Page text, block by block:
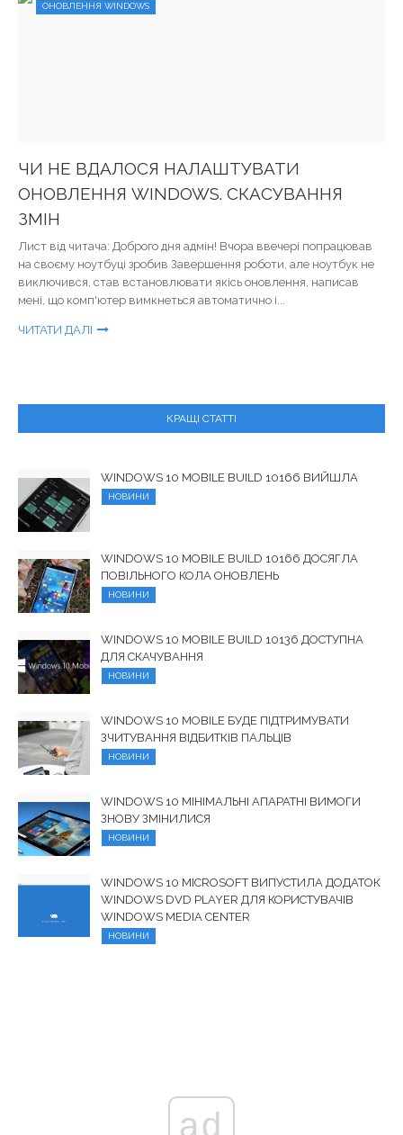
ОНОВЛЕННЯ WINDOWS
ЧИ НЕ ВДАЛОСЯ НАЛАШТУВАТИ
ОНОВЛЕННЯ WINDOWS. СКАСУВАННЯ
ЗМІН
Лист від читача: Доброго дня адмін! Вчора ввечері попрацював
на своєму ноутбуці зробив Завершення роботи, але ноутбук не
виключився, став встановлювати якісь оновлення, написав
мені, що комп'ютер вимкнеться автоматично і...
ЧИТАТИ ДАЛІ
КРАЩІ СТАТТІ
WINDOWS 10 MOBILE BUILD 10166 ВИЙШЛА
НОВИНИ
WINDOWS 10 MOBILE BUILD 10166 ДОСЯГЛА
ПОВІЛЬНОГО КОЛА ОНОВЛЕНЬ
НОВИНИ
WINDOWS 10 MOBILE BUILD 10136 ДОСТУПНА
ДЛЯ СКАЧУВАННЯ
НОВИНИ
WINDOWS 10 MOBILE БУДЕ ПІДТРИМУВАТИ
ЗЧИТУВАННЯ ВІДБИТКІВ ПАЛЬЦІВ
НОВИНИ
WINDOWS 10 МІНІМАЛЬНІ АПАРАТНІ ВИМОГИ
ЗНОВУ ЗМІНИЛИСЯ
НОВИНИ
WINDOWS 10 MICROSOFT ВИПУСТИЛА ДОДАТОК
WINDOWS DVD PLAYER ДЛЯ КОРИСТУВАЧІВ
WINDOWS MEDIA CENTER
НОВИНИ
ad